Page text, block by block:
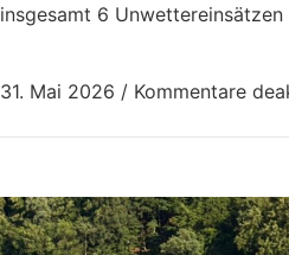
insgesamt 6
31. Mai 2026 / Kommentare